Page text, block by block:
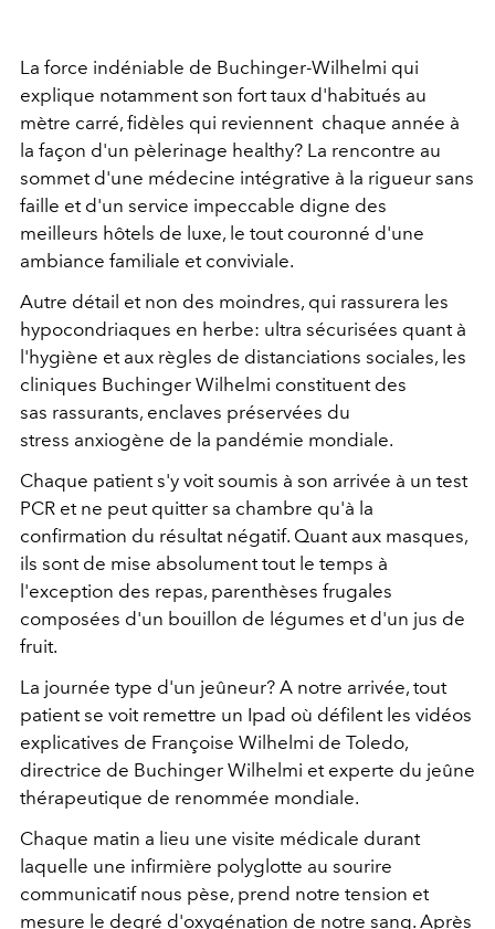
La force indéniable de Buchinger-Wilhelmi qui
explique notamment son fort taux d'habitués au
mètre carré, fidèles qui reviennent chaque année à
la façon d'un pèlerinage healthy? La rencontre au
sommet d'une médecine intégrative à la rigueur sans
faille et d'un service impeccable digne des
meilleurs hôtels de luxe, le tout couronné d'une
ambiance familiale et conviviale.
Autre détail et non des moindres, qui rassurera les
hypocondriaques en herbe: ultra sécurisées quant à
l'hygiène et aux règles de distanciations sociales, les
cliniques Buchinger Wilhelmi constituent des
sas rassurants, enclaves préservées du
stress anxiogène de la pandémie mondiale.
Chaque patient s'y voit soumis à son arrivée à un test
PCR et ne peut quitter sa chambre qu'à la
confirmation du résultat négatif. Quant aux masques,
ils sont de mise absolument tout le temps à
l'exception des repas, parenthèses frugales
composées d'un bouillon de légumes et d'un jus de
fruit.
La journée type d'un jeûneur? A notre arrivée, tout
patient se voit remettre un Ipad où défilent les vidéos
explicatives de Françoise Wilhelmi de Toledo,
directrice de Buchinger Wilhelmi et experte du jeûne
thérapeutique de renommée mondiale.
Chaque matin a lieu une visite médicale durant
laquelle une infirmière polyglotte au sourire
communicatif nous pèse, prend notre tension et
mesure le degré d'oxygénation de notre sang. Après